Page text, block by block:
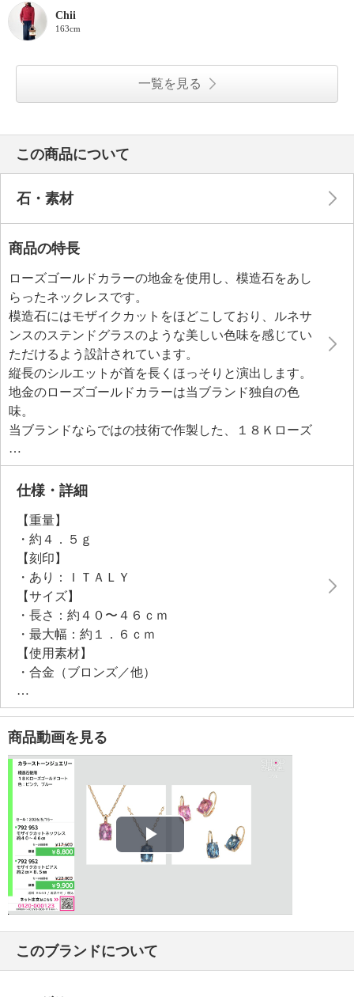
Chii
163cm
一覧を見る
この商品について
石・素材
商品の特長
ローズゴールドカラーの地金を使用し、模造石をあし
らったネックレスです。
模造石にはモザイクカットをほどこしており、ルネサ
ンスのステンドグラスのような美しい色味を感じてい
ただけるよう設計されています。
縦長のシルエットが首を長くほっそりと演出します。
地金のローズゴールドカラーは当ブランド独自の色
味。
当ブランドならではの技術で作製した、１８Ｋローズ
ゴールドコートをほどこした合金が上品な輝きを実現
しています。
ミラノにあるアトリエで仕立てており、着け心地が良
ります。
仕様・詳細
【重量】
・約４．５ｇ
【刻印】
・あり：ＩＴＡＬＹ
【サイズ】
・長さ：約４０〜４６ｃｍ
・最大幅：約１．６ｃｍ
【使用素材】
・合金（ブロンズ／他）
【メッキ素材】
・材質：ローズゴールドコート（１８Ｋ）
【同梱物（取扱説明書・保管上の注意等）】
・ポーチ
【その他】
・個体差あり
【原産国（地）】
・イタリア製
商品動画を見る
Play
このブランドについて